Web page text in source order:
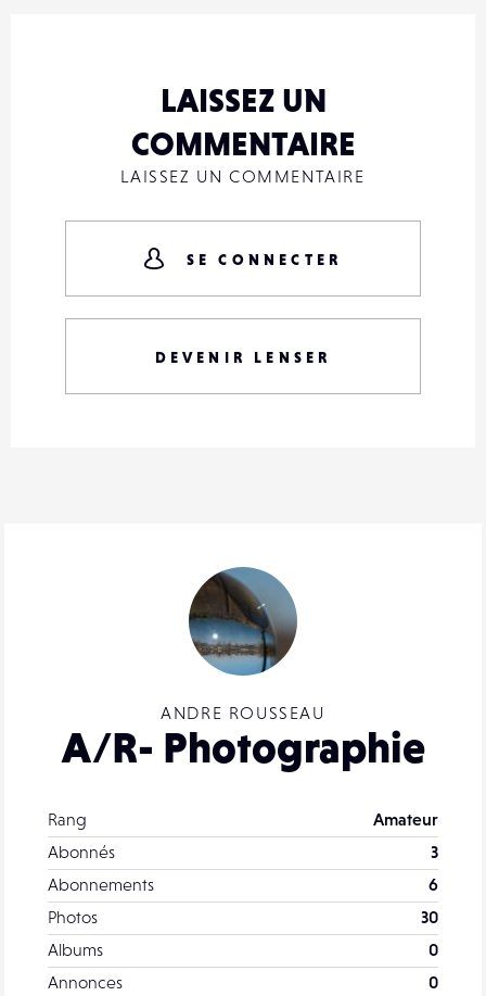
ANDRE ROUSSEAU
A/R- Photographie
Rang
Amateur
Abonnés
3
Abonnements
6
Photos
30
Albums
0
Annonces
0
LAISSEZ UN
COMMENTAIRE
LAISSEZ UN COMMENTAIRE
SE CONNECTER
DEVENIR LENSER